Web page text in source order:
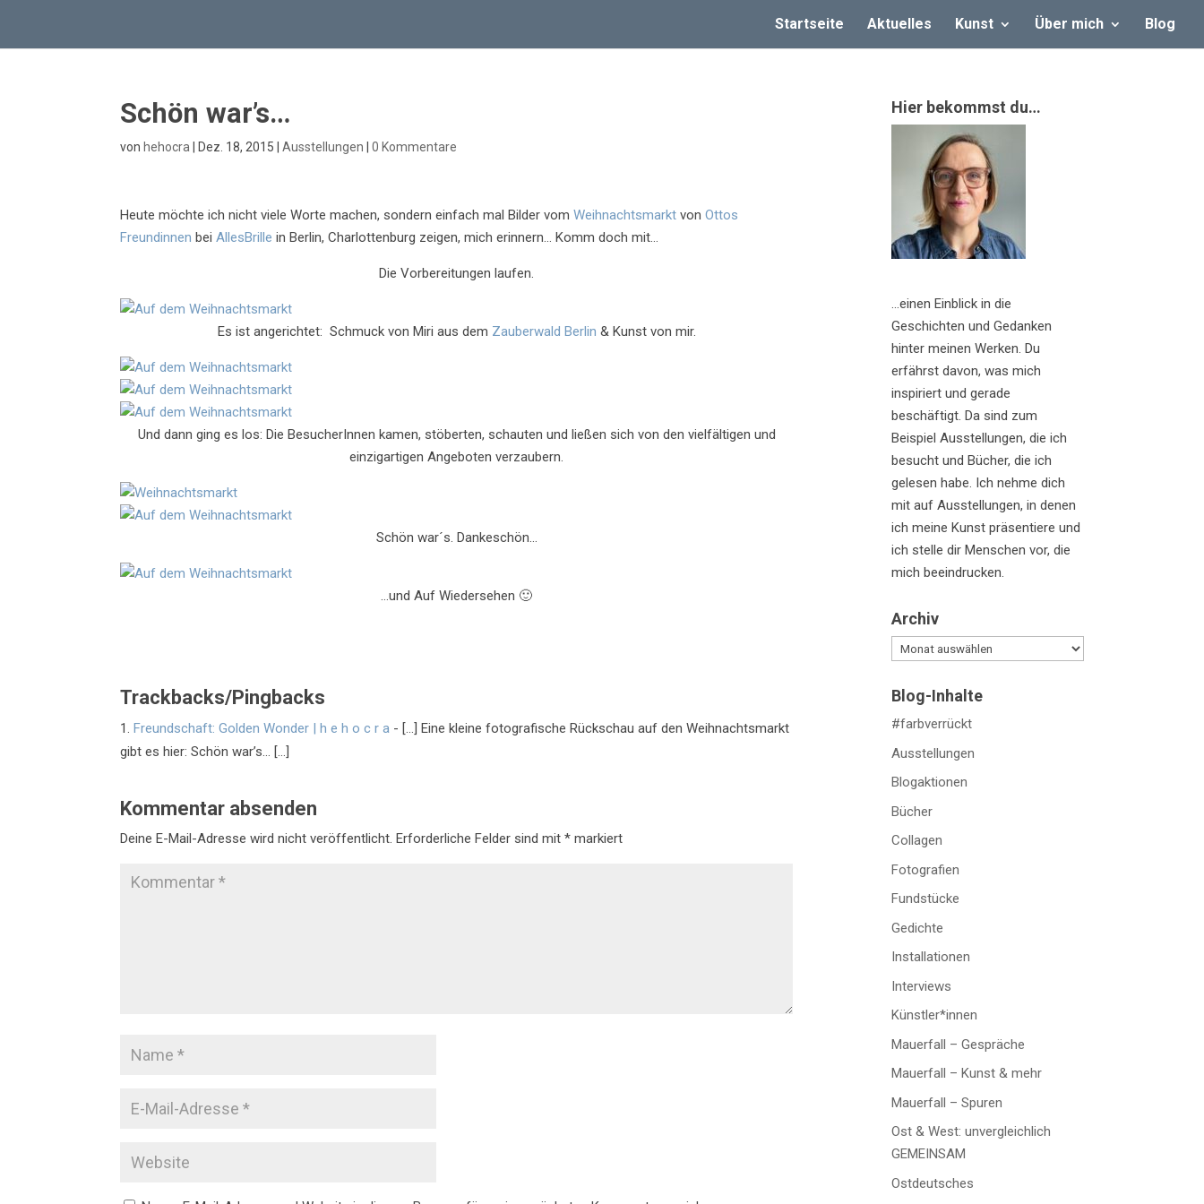
Startseite Aktuelles Kunst Über mich Blog
Schön war’s…
von hehocra Dez. 18, 2015 |Ausstellungen |0 Kommentare
Heute möchte ich nicht viele Worte machen, sondern einfach mal Bilder vomWeihnachtsmarkt vonOttos
Freundinnen beiAllesBrille in Berlin, Charlottenburg zeigen, mich erinnern… Komm doch mit…
Die Vorbereitungen laufen.
Es ist angerichtet: Schmuck von Miri aus dem Zauberwald Berlin & Kunst von mir.
Und dann ging es los: Die BesucherInnen kamen, stöberten, schauten und ließen sich von den vielfältigen und
einzigartigen Angeboten verzaubern.
Schön war´s. Dankeschön…
…und Auf Wiedersehen 🙂
Trackbacks/Pingbacks
Freundschaft: Golden Wonder | h e h o c r a - […] Eine kleine fotografische Rückschau auf den Weihnachtsmarkt
gibt es hier: Schön war’s… […]
Kommentar absenden
Deine E-Mail-Adresse wird nicht veröffentlicht. Erforderliche Felder sind mit* markiert
Hier bekommst du…
…einen Einblick in die
Geschichten und Gedanken
hinter meinen Werken. Du
erfährst davon, was mich
inspiriert und gerade
beschäftigt. Da sind zum
Beispiel Ausstellungen, die ich
besucht und Bücher, die ich
gelesen habe. Ich nehme dich
mit auf Ausstellungen, in denen
ich meine Kunst präsentiere und
ich stelle dir Menschen vor, die
mich beeindrucken.
Archiv
Archiv
Blog-Inhalte
#farbverrückt
Ausstellungen
Blogaktionen
Bücher
Collagen
Fotografien
Fundstücke
Gedichte
Installationen
Interviews
Künstler*innen
Mauerfall – Gespräche
Mauerfall – Kunst & mehr
Mauerfall – Spuren
Ost & West: unvergleichlich
GEMEINSAM
Ostdeutsches